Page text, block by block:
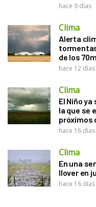
hace 9 días
Clima
Alerta
de los
hace 12 días
Clima
El Niño
la que se
próximos
hace 16 días
Clima
En una
llover en
hace 16 días